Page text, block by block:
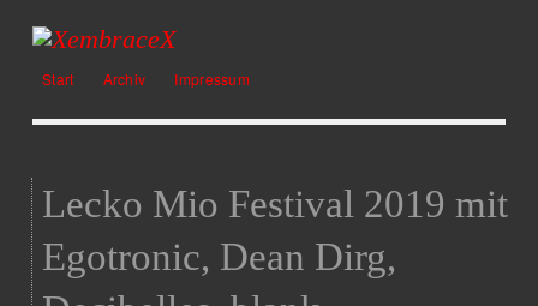
Start Archiv Impressum
Lecko Mio Festival 2019 mit
Egotronic, Dean Dirg,